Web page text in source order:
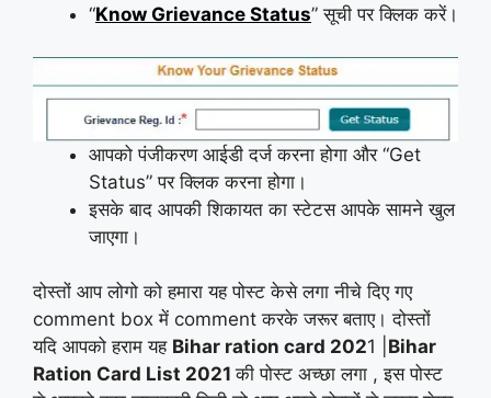
“Know Grievance Status” सूची पर क्लिक करें।
आपको पंजीकरण आईडी दर्ज करना होगा और “Get
Status” पर क्लिक करना होगा।
इसके बाद आपकी शिकायत का स्टेटस आपके सामने खुल
जाएगा।
दोस्तों आप लोगो को हमारा यह पोस्ट केसे लगा नीचे दिए गए
comment box में comment करके जरूर बताए। दोस्तों
यदि आपको हराम यह Bihar ration card 2021 | Bihar
Ration Card List 2021की पोस्ट अच्छा लगा , इस पोस्ट